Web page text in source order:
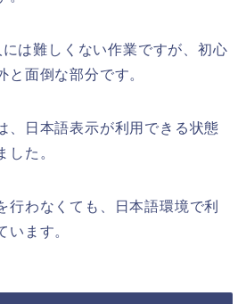
は難しくない作業ですが、初心
と面倒な部分です。
、日本語表示が利用できる状態
した。
行わなくても、日本語環境で利
います。